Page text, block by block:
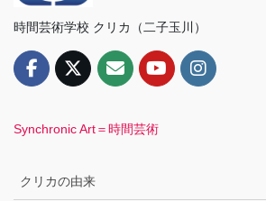
時間芸術学校 クリカ（二子玉川）
Synchronic Art＝時間芸術
クリカの由来